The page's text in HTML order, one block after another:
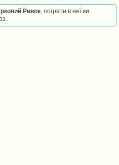
Ривок, пограти в неї ви